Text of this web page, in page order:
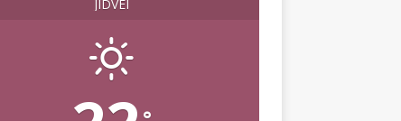
JIDVEI